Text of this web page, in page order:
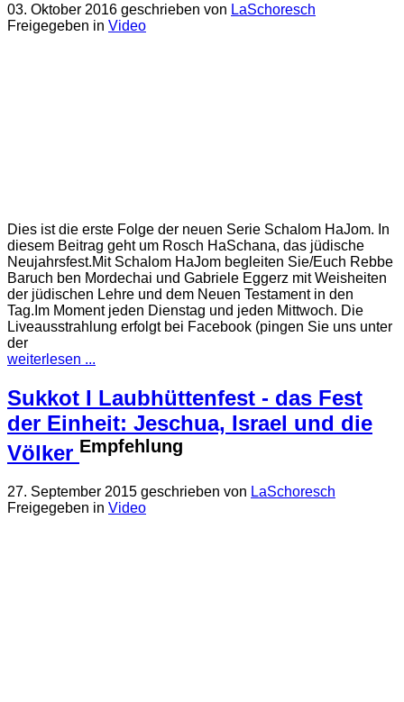
03. Oktober 2016 geschrieben von LaSchoresch
Freigegeben in Video
Dies ist die erste Folge der neuen Serie Schalom HaJom. In
diesem Beitrag geht um Rosch HaSchana, das jüdische
Neujahrsfest.Mit Schalom HaJom begleiten Sie/Euch Rebbe
Baruch ben Mordechai und Gabriele Eggerz mit Weisheiten
der jüdischen Lehre und dem Neuen Testament in den
Tag.Im Moment jeden Dienstag und jeden Mittwoch. Die
Liveausstrahlung erfolgt bei Facebook (pingen Sie uns unter
der
weiterlesen ...
Sukkot I Laubhüttenfest - das Fest
der Einheit: Jeschua, Israel und die
Völker Empfehlung
27. September 2015 geschrieben von LaSchoresch
Freigegeben in Video